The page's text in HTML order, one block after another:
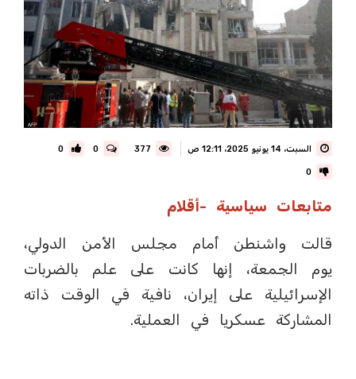
السبت، 14 يونيو 2025، 12:11 ص 0
0
0
متابعات سياسية -أقلام
قالت واشنطن أمام مجلس الأمن الدولي،
يوم الجمعة، إنها كانت على علم بالضربات
الإسرائيلية على إيران، نافية في الوقت ذاته
المشاركة عسكريا في العملية.